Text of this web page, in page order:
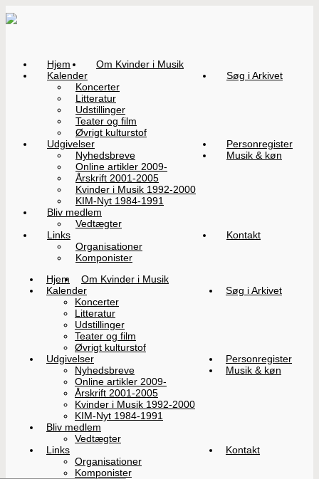
Hjem
Om Kvinder i Musik
Kalender
Koncerter
Litteratur
Udstillinger
Teater og film
Øvrigt kulturstof
Søg i Arkivet
Udgivelser
Nyhedsbreve
Online artikler 2009-
Årskrift 2001-2005
Kvinder i Musik 1992-2000
KIM-Nyt 1984-1991
Personregister
Musik & køn
Bliv medlem
Vedtægter
Links
Organisationer
Komponister
Kontakt
Hjem
Om Kvinder i Musik
Kalender
Koncerter
Litteratur
Udstillinger
Teater og film
Øvrigt kulturstof
Søg i Arkivet
Udgivelser
Nyhedsbreve
Online artikler 2009-
Årskrift 2001-2005
Kvinder i Musik 1992-2000
KIM-Nyt 1984-1991
Personregister
Musik & køn
Bliv medlem
Vedtægter
Links
Organisationer
Komponister
Kontakt